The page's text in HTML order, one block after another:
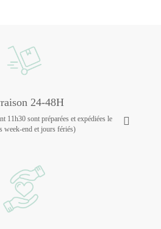
24-48H
11h30 sont préparées et expédiées le
week-end et jours fériés)